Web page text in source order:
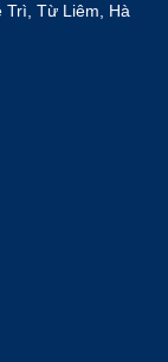
Trì, Từ Liêm, Hà